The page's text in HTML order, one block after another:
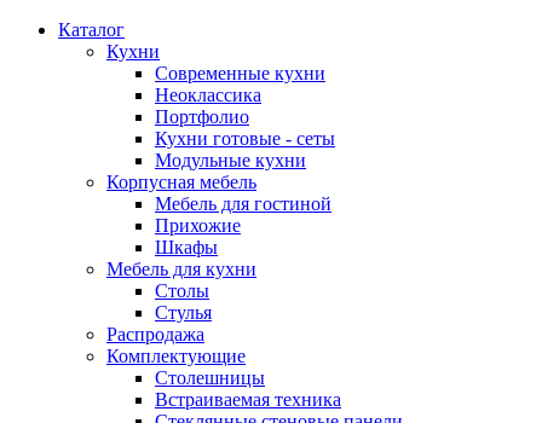
Каталог
Кухни
Современные кухни
Неоклассика
Портфолио
Кухни готовые - сеты
Модульные кухни
Корпусная мебель
Мебель для гостиной
Прихожие
Шкафы
Мебель для кухни
Столы
Стулья
Распродажа
Комплектующие
Столешницы
Встраиваемая техника